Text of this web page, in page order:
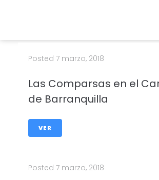
Posted 7 marzo, 2018
Las Comparsas en el
de Barranquilla
VER
Posted 7 marzo, 2018